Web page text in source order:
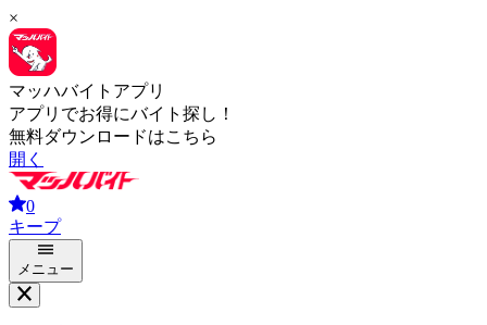
×
マッハバイトアプリ
アプリでお得にバイト探し！
無料ダウンロードはこちら
開く
0
キープ
メニュー